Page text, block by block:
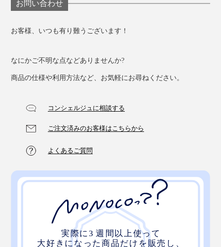
お問い合わせ
お客様、いつも有り難うございます！
なにかご不明な点などありませんか?
商品の仕様や利用方法など、お気軽にお尋ねください。
コンシェルジュに相談する
ご注文済みのお客様はこちらから
よくあるご質問